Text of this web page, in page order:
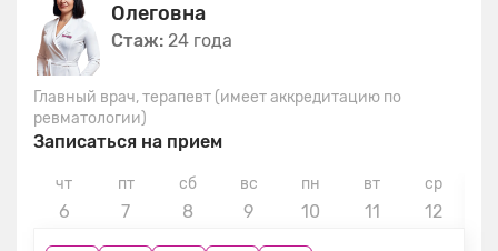
Олеговна
Стаж: 24 года
Главный врач, терапевт (имеет аккредитацию по
ревматологии)
Записаться на прием
чт
6
пт
7
сб
8
вс
9
пн
10
вт
11
ср
12